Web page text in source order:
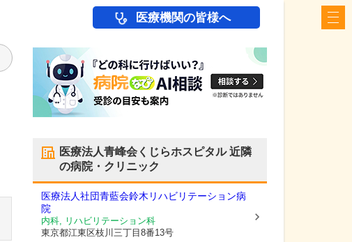
医療機関の皆様へ
医療法人青峰会くじらホスピタル近隣
の病院・クリニック
医療法人社団青藍会鈴木リハビリテーション病
院
内科, リハビリテーション科
東京都江東区枝川三丁目8番13号